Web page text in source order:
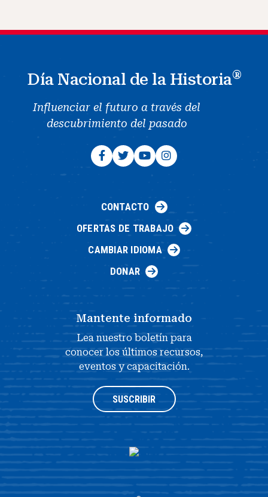
Día Nacional de la Historia®
Influenciar el futuro a través del
descubrimiento del pasado
CONTACTO
OFERTAS DE TRABAJO
CAMBIAR IDIOMA
DONAR
Mantente informado
Lea nuestro boletín para
conocer los últimos recursos,
eventos y capacitación.
SUSCRIBIR